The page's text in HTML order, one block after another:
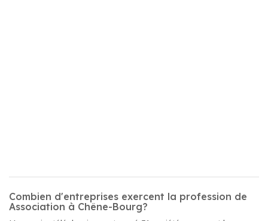
Combien d'entreprises exercent la profession de
Association à Chêne-Bourg?